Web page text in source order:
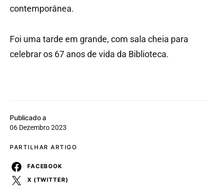
Publicado a
06 Dezembro 2023
PARTILHAR ARTIGO
FACEBOOK
X (TWITTER)
contemporânea.
Foi uma tarde em grande, com sala cheia para
celebrar os 67 anos de vida da Biblioteca.